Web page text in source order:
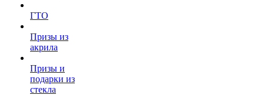
ГТО
Призы из
акрила
Призы и
подарки из
стекла